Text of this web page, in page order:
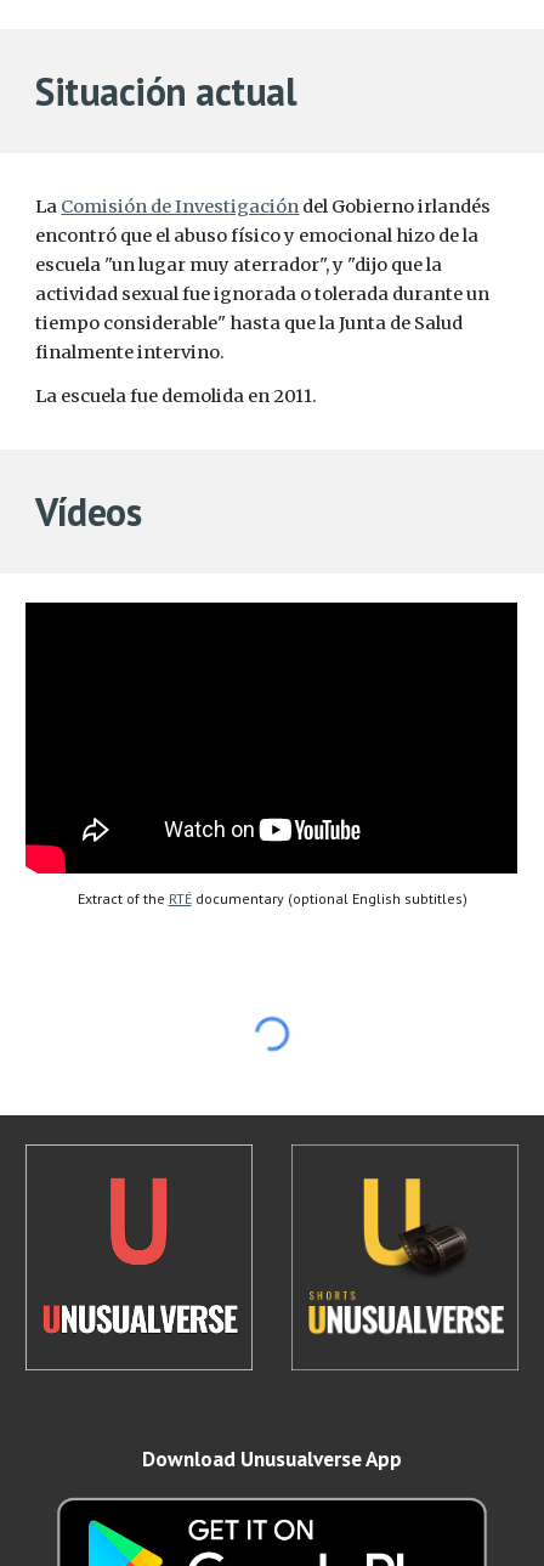
Situación actual
La Comisión de Investigación del Gobierno irlandés
encontró que el abuso físico y emocional hizo de la
escuela "un lugar muy aterrador", y "dijo que la
actividad sexual fue ignorada o tolerada durante un
tiempo considerable" hasta que la Junta de Salud
finalmente intervino.
La escuela fue demolida en 2011.
Vídeos
Extract of the RTÉ documentary (optional English subtitles)
Download Unusualverse App